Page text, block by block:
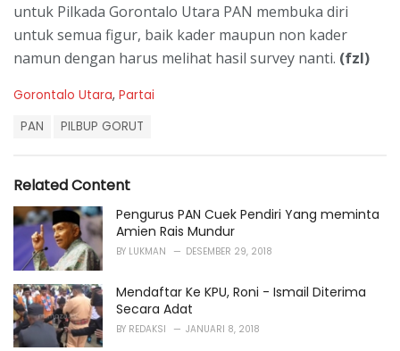
untuk Pilkada Gorontalo Utara PAN membuka diri
untuk semua figur, baik kader maupun non kader
namun dengan harus melihat hasil survey nanti. (fzl)
C
r
i
e
Gorontalo Utara, Partai
:
PAN PILBUP GORUT
Related Content
Pengurus PAN Cuek Pendiri Yang meminta
Amien Rais Mundur
BY LUKMAN DESEMBER 29, 2018
Mendaftar Ke KPU, Roni - Ismail Diterima
Secara Adat
BY REDAKSI JANUARI 8, 2018